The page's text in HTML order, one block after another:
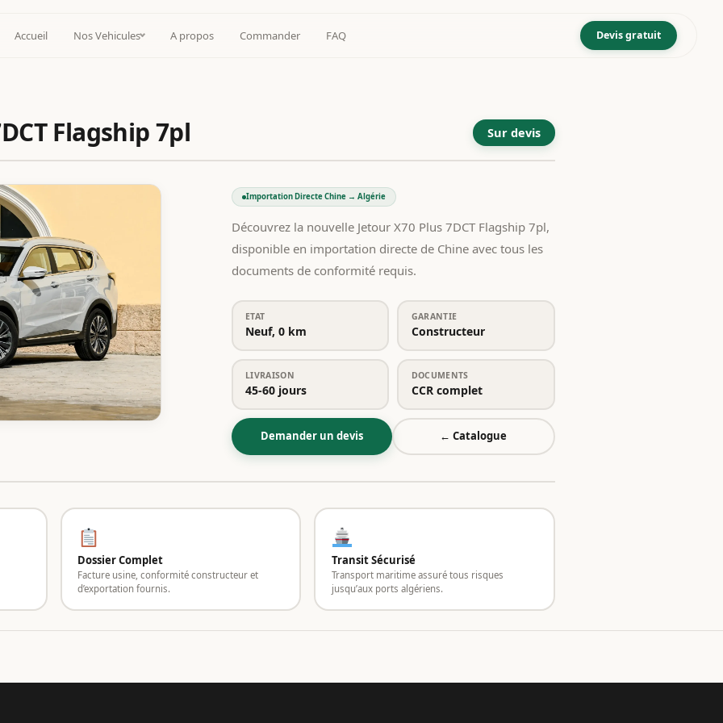
Accueil Nos Vehicules A propos Commander FAQ Devis gratuit
Flagship 7pl Sur devis
Importation Directe Chine → Algérie
Découvrez la nouvelle Jetour X70 Plus 7DCT Flagship 7pl,
disponible en importation directe de Chine avec tous les
documents de conformité requis.
ETAT
Neuf, 0 km
GARANTIE
Constructeur
LIVRAISON
45-60 jours
DOCUMENTS
CCR complet
Demander un devis ← Catalogue
Dossier Complet
Facture usine, conformité constructeur et
d’exportation fournis.
Transit Sécurisé
Transport maritime assuré tous risques
jusqu’aux ports algériens.